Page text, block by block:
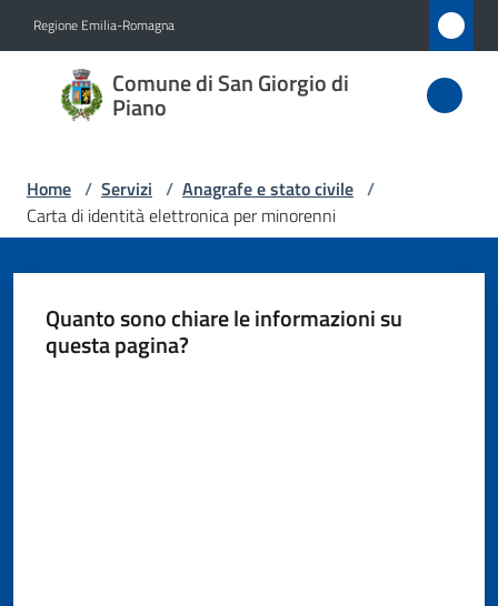
Regione Emilia-Romagna
Comune di San Giorgio di
Piano
Comune
di San
di Piano
Amministrazione
Novità
Home / Servizi / Anagrafe e stato civile /
Carta di identità elettronica per minorenni
Quanto sono chiare le informazioni su
questa pagina?